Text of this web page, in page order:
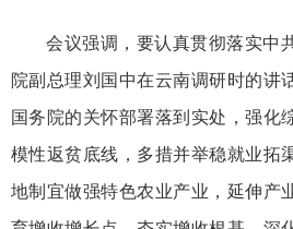
会议强调，要认真贯彻落实中
院副总理刘国中在云南调研时的讲
国务院的关怀部署落到实处，强化
模性返贫底线，多措并举稳就业拓
地制宜做强特色农业产业，延伸产